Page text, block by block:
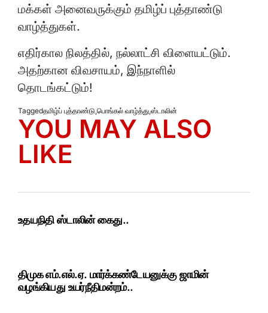
மக்கள் அனைவருக்கும் தமிழ்ப் புத்தாண்டு
வாழ்த்துகள்.
எதிர்கால நிலத்தில், நல்லாட்சி விளையட்டும்.
அதற்கான விவசாயம், இந்நாளில்
தொடங்கட்டும்!
Taggedதமிழ்ப் புத்தாண்டு பொங்கல் வாழ்த்து ஸ்டாலின்
YOU MAY ALSO
LIKE
உதயநிதி ஸ்டாலின் கைது..
திமுக எம்.எல்.ஏ. மார்க்கண்டேயனுக்கு ஜாமின்
வழங்கியது உயர்நீதிமன்றம்..